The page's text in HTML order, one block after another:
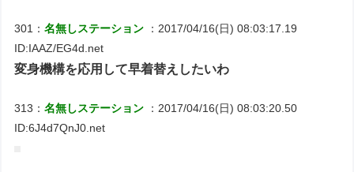
301：名無しステーション
：2017/04/16(日) 08:03:17.19
ID:IAAZ/EG4d.net
変身機構を応用して早着替えしたいわ
313：名無しステーション
：2017/04/16(日) 08:03:20.50
ID:6J4d7QnJ0.net